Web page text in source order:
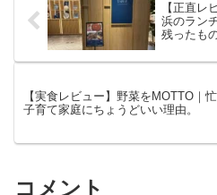
【正直レ
浜のラン
残ったもの
【実食レビュー】野菜をMOTTO｜
子育て家庭にちょうどいい理由。
コメント